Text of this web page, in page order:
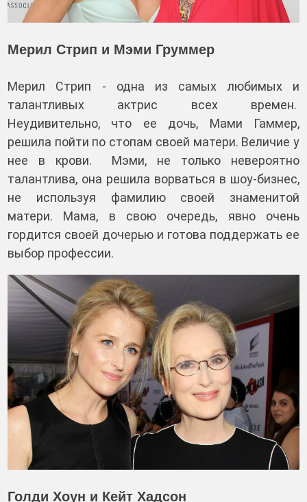
Мерил Стрип и Мэми Груммер
Мерил Стрип - одна из самых любимых и
талантливых актрис всех времен.
Неудивительно, что ее дочь, Мами Гаммер,
решила пойти по стопам своей матери. Величие у
нее в крови. Мэми, не только невероятно
талантлива, она решила ворваться в шоу-бизнес,
не используя фамилию своей знаменитой
матери. Мама, в свою очередь, явно очень
гордится своей дочерью и готова поддержать ее
выбор профессии.
Голди Хоун и Кейт Хадсон